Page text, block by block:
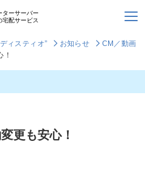
ターサーバー
宅配サービス
ィスティオ” お知らせ
CM／動画
更も安心！